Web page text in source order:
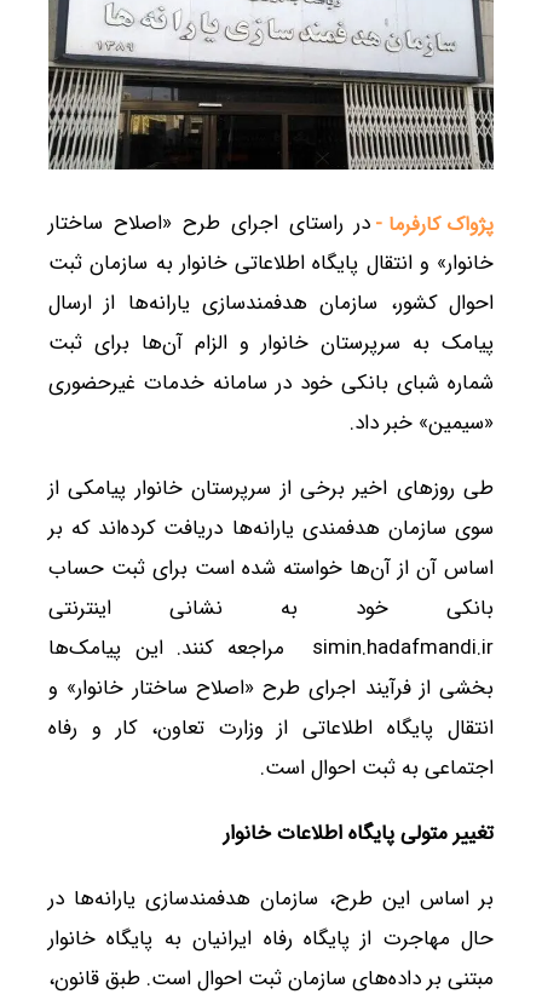
پژواک کارفرما - در راستای اجرای طرح «اصلاح ساختار
خانوار» و انتقال پایگاه اطلاعاتی خانوار به سازمان ثبت
احوال کشور، سازمان هدفمندسازی یارانه‌ها از ارسال
پیامک به سرپرستان خانوار و الزام آن‌ها برای ثبت
شماره شبای بانکی خود در سامانه خدمات غیرحضوری
«سیمین» خبر داد.
طی روزهای اخیر برخی از سرپرستان خانوار پیامکی از
سوی سازمان هدفمندی یارانه‌ها دریافت کرده‌اند که بر
اساس آن از آن‌ها خواسته شده است برای ثبت حساب
بانکی خود به نشانی اینترنتی
simin.hadafmandi.ir مراجعه کنند. این پیامک‌ها
بخشی از فرآیند اجرای طرح «اصلاح ساختار خانوار» و
انتقال پایگاه اطلاعاتی از وزارت تعاون، کار و رفاه
اجتماعی به ثبت احوال است.
تغییر متولی پایگاه اطلاعات خانوار
بر اساس این طرح، سازمان هدفمندسازی یارانه‌ها در
حال مهاجرت از پایگاه رفاه ایرانیان به پایگاه خانوار
مبتنی بر داده‌های سازمان ثبت احوال است. طبق قانون،